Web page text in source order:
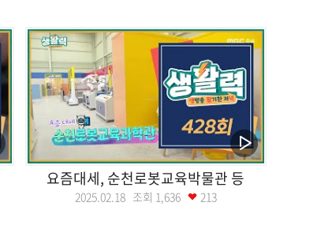
요즘대세, 순천로봇교육박물관 등
2025.02.18 조회 1,636 213